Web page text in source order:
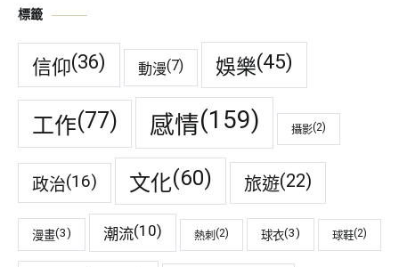
標籤
信仰(36) 動漫(7) 娛樂(45)
工作(77) 感情(159) 攝影(2)
政治(16) 文化(60) 旅遊(22)
漫畫(3) 潮流(10) 熱刺 (2) 球衣(3) 球鞋(2)